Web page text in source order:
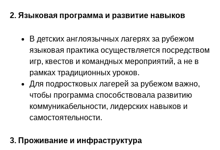
2. Языковая программа и развитие навыков
В детских англоязычных лагерях за рубежом
языковая практика осуществляется посредством
игр, квестов и командных мероприятий, а не в
рамках традиционных уроков.
Для подростковых лагерей за рубежом важно,
чтобы программа способствовала развитию
коммуникабельности, лидерских навыков и
самостоятельности.
3. Проживание и инфраструктура